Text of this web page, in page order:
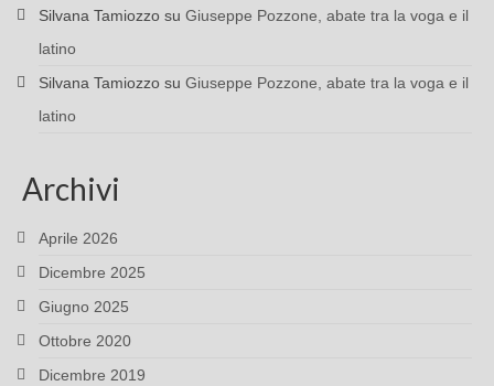
Silvana Tamiozzo su Giuseppe Pozzone, abate tra la voga e il
latino
Silvana Tamiozzo su Giuseppe Pozzone, abate tra la voga e il
latino
Archivi
Aprile 2026
Dicembre 2025
Giugno 2025
Ottobre 2020
Dicembre 2019